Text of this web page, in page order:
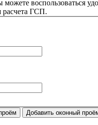
воспользоваться
расчета ГСП.
Добавить оконный